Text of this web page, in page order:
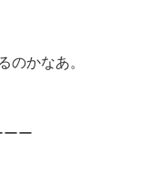
のかなあ。
ーー